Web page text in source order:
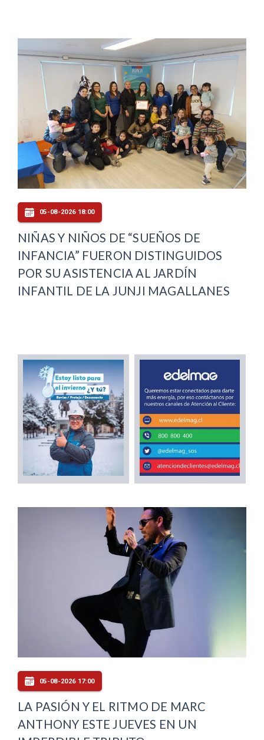
05-08-2026 18:00
NIÑAS Y NIÑOS DE “SUEÑOS DE
INFANCIA” FUERON DISTINGUIDOS
POR SU ASISTENCIA AL JARDÍN
INFANTIL DE LA JUNJI MAGALLANES
05-08-2026 17:00
LA PASIÓN Y EL RITMO DE MARC
ANTHONY ESTE JUEVES EN UN